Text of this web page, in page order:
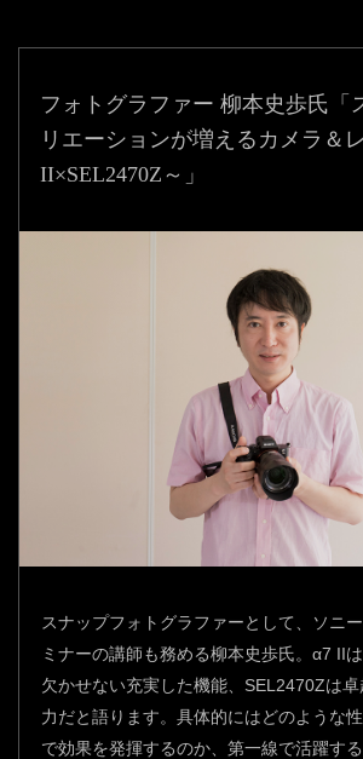
フォトグラファー 柳本史歩氏「
リエーションが増えるカメラ＆
II×SEL2470Z～」
スナップフォトグラファーとして、ソニ
ミナーの講師も務める柳本史歩氏。α7 II
欠かせない充実した機能、SEL2470Zは
力だと語ります。具体的にはどのような
で効果を発揮するのか、第一線で活躍す